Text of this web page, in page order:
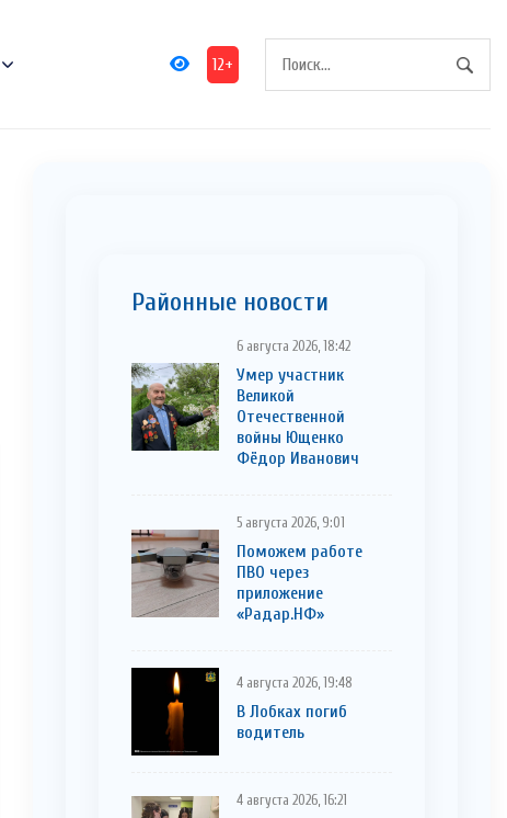
12+
Районные новости
6 августа 2026, 18:42
Умер участник
Великой
Отечественной
войны Ющенко
Фёдор Иванович
5 августа 2026, 9:01
Поможем работе
ПВО через
приложение
«Радар.НФ»
4 августа 2026, 19:48
В Лобках погиб
водитель
4 августа 2026, 16:21